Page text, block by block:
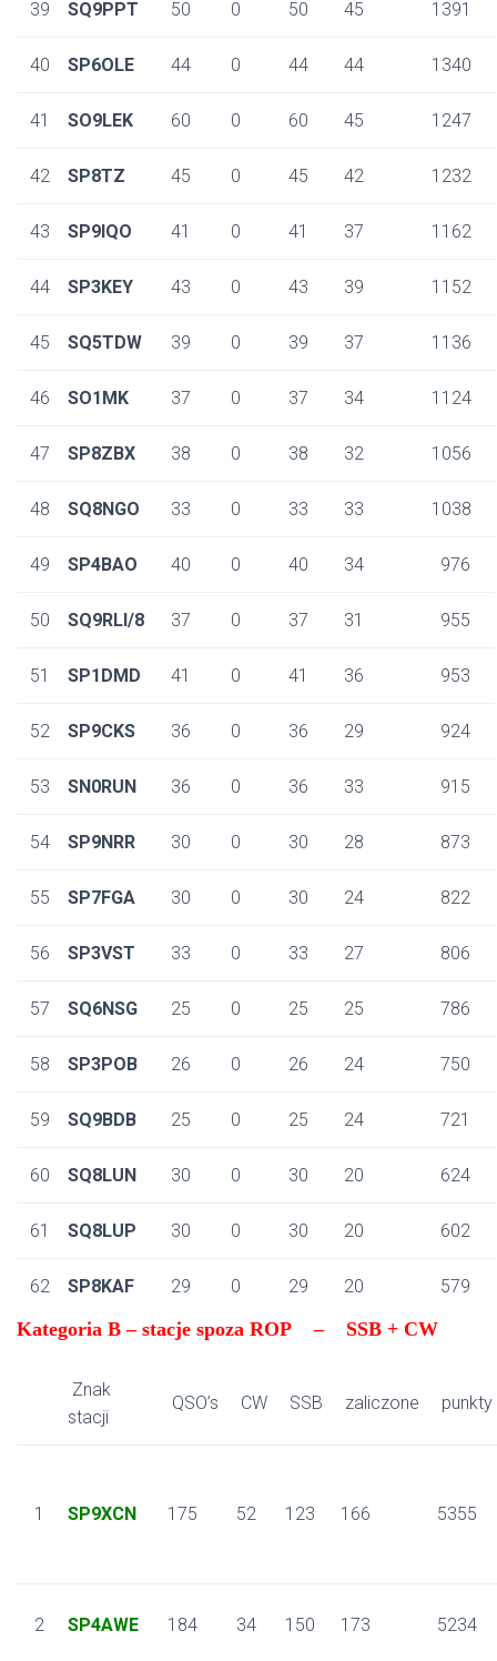
39 SQ9PPT 50 0 50 45 1391
40 SP6OLE 44 0 44 44 1340
41 SO9LEK 60 0 60 45 1247
42 SP8TZ 45 0 45 42 1232
43 SP9IQO 41 0 41 37 1162
44 SP3KEY 43 0 43 39 1152
45 SQ5TDW 39 0 39 37 1136
46 SO1MK 37 0 37 34 1124
47 SP8ZBX 38 0 38 32 1056
48 SQ8NGO 33 0 33 33 1038
49 SP4BAO 40 0 40 34 976
50 SQ9RLI/8 37 0 37 31 955
51 SP1DMD 41 0 41 36 953
52 SP9CKS 36 0 36 29 924
53 SN0RUN 36 0 36 33 915
54 SP9NRR 30 0 30 28 873
55 SP7FGA 30 0 30 24 822
56 SP3VST 33 0 33 27 806
57 SQ6NSG 25 0 25 25 786
58 SP3POB 26 0 26 24 750
59 SQ9BDB 25 0 25 24 721
60 SQ8LUN 30 0 30 20 624
61 SQ8LUP 30 0 30 20 602
62 SP8KAF 29 0 29 20 579
Kategoria B – stacje spoza ROP – SSB + CW
Znak
stacji
QSO’s CW SSB zaliczone punkty
1 SP9XCN 175 52 123 166 5355
2 SP4AWE 184 34 150 173 5234